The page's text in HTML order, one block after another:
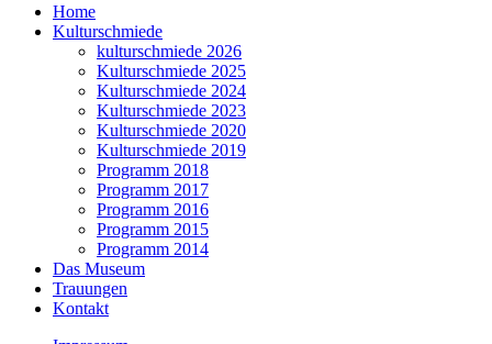
Home
Kulturschmiede
kulturschmiede 2026
Kulturschmiede 2025
Kulturschmiede 2024
Kulturschmiede 2023
Kulturschmiede 2020
Kulturschmiede 2019
Programm 2018
Programm 2017
Programm 2016
Programm 2015
Programm 2014
Das Museum
Trauungen
Kontakt